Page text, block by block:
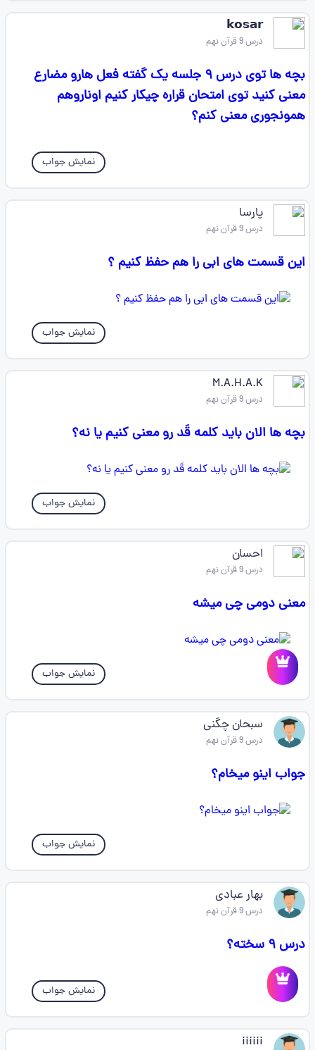
𝗸𝗼𝘀𝗮𝗿
درس 9 قرآن نهم
بچه ها توی درس ۹ جلسه یک گفته فعل هارو مضارع
معنی کنید توی امتحان قراره چیکار کنیم اوناروهم
همونجوری معنی کنم؟
نمایش جواب
پارسا
درس 9 قرآن نهم
این قسمت های ابی را هم حفظ کنیم ؟
نمایش جواب
M.A.H.A.K
درس 9 قرآن نهم
بچه ها الان باید کلمه قَد رو معنی کنیم یا نه؟
نمایش جواب
احسان
درس 9 قرآن نهم
معنی دومی چی میشه
نمایش جواب
سبحان چگنی
درس 9 قرآن نهم
جواب اینو میخام؟
نمایش جواب
بهار عبادی
درس 9 قرآن نهم
درس ۹ سخته؟
نمایش جواب
iiiiii